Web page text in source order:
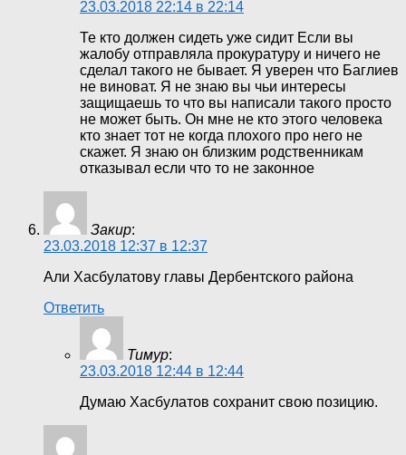
23.03.2018 22:14 в 22:14
Те кто должен сидеть уже сидит Если вы
жалобу отправляла прокуратуру и ничего не
сделал такого не бывает. Я уверен что Баглиев
не виноват. Я не знаю вы чьи интересы
защищаешь то что вы написали такого просто
не может быть. Он мне не кто этого человека
кто знает тот не когда плохого про него не
скажет. Я знаю он близким родственникам
отказывал если что то не законное
Закир:
23.03.2018 12:37 в 12:37
Али Хасбулатову главы Дербентского района
Ответить
Тимур:
23.03.2018 12:44 в 12:44
Думаю Хасбулатов сохранит свою позицию.